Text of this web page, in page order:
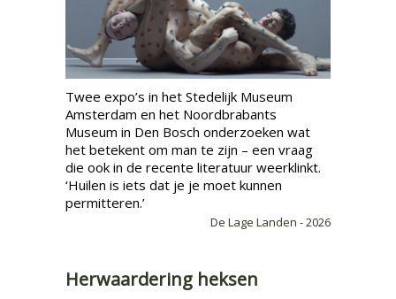
​Twee expo’s in het Stedelijk Museum
Amsterdam en het Noordbrabants
Museum in Den Bosch onderzoeken wat
het betekent om man te zijn – een vraag
die ook in de recente literatuur weerklinkt.
‘Huilen is iets dat je je moet kunnen
permitteren.’
De Lage Landen - 2026
Herwaardering heksen